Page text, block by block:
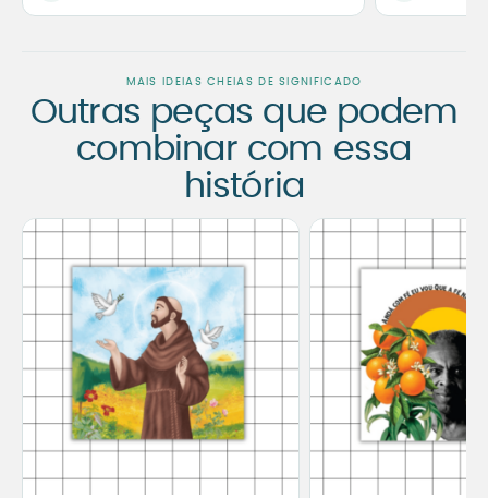
MAIS IDEIAS CHEIAS DE SIGNIFICADO
Outras peças que podem
combinar com essa
história